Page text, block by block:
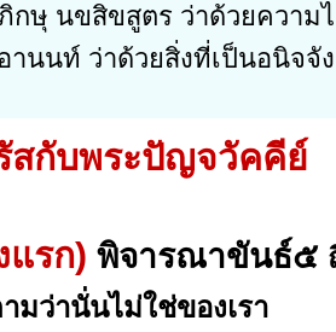
กษุ นขสิขสูตร ว่าด้วยควา
านนท์ ว่าด้วยสิ่งที่เป็นอนิจจั
สกับพระปัญจวัคคีย์
แรก) พิจารณาขันธ์๕
มว่านั่นไม่ใช่ของเรา